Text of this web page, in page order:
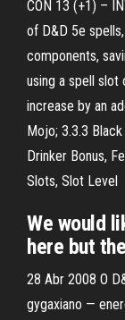
CON 13 (+1) –
of D&D 5e
components,
using a spell slot
increase by an
Mojo; 3.3.3
Drinker Bonus,
Slots, Slot Level
We would
here but
28 Abr 2008 O
gygaxiano —